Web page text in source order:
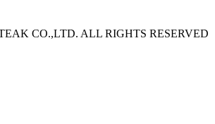
CO.,LTD. ALL RIGHTS RESERVED